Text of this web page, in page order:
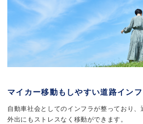
マイカー移動もしやすい道路インフ
自動車社会としてのインフラが整っており
外出にもストレスなく移動ができます。